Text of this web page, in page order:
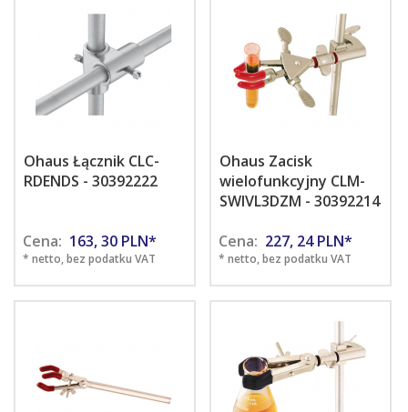
Ohaus Łącznik CLC-
RDENDS - 30392222
Cena: 163,30 PLN*
* netto, bez podatku VAT
Ohaus Zacisk
wielofunkcyjny CLM-
SWIVL3DZM - 30392214
Cena: 227, 24 PLN*
* netto, bez podatku VAT